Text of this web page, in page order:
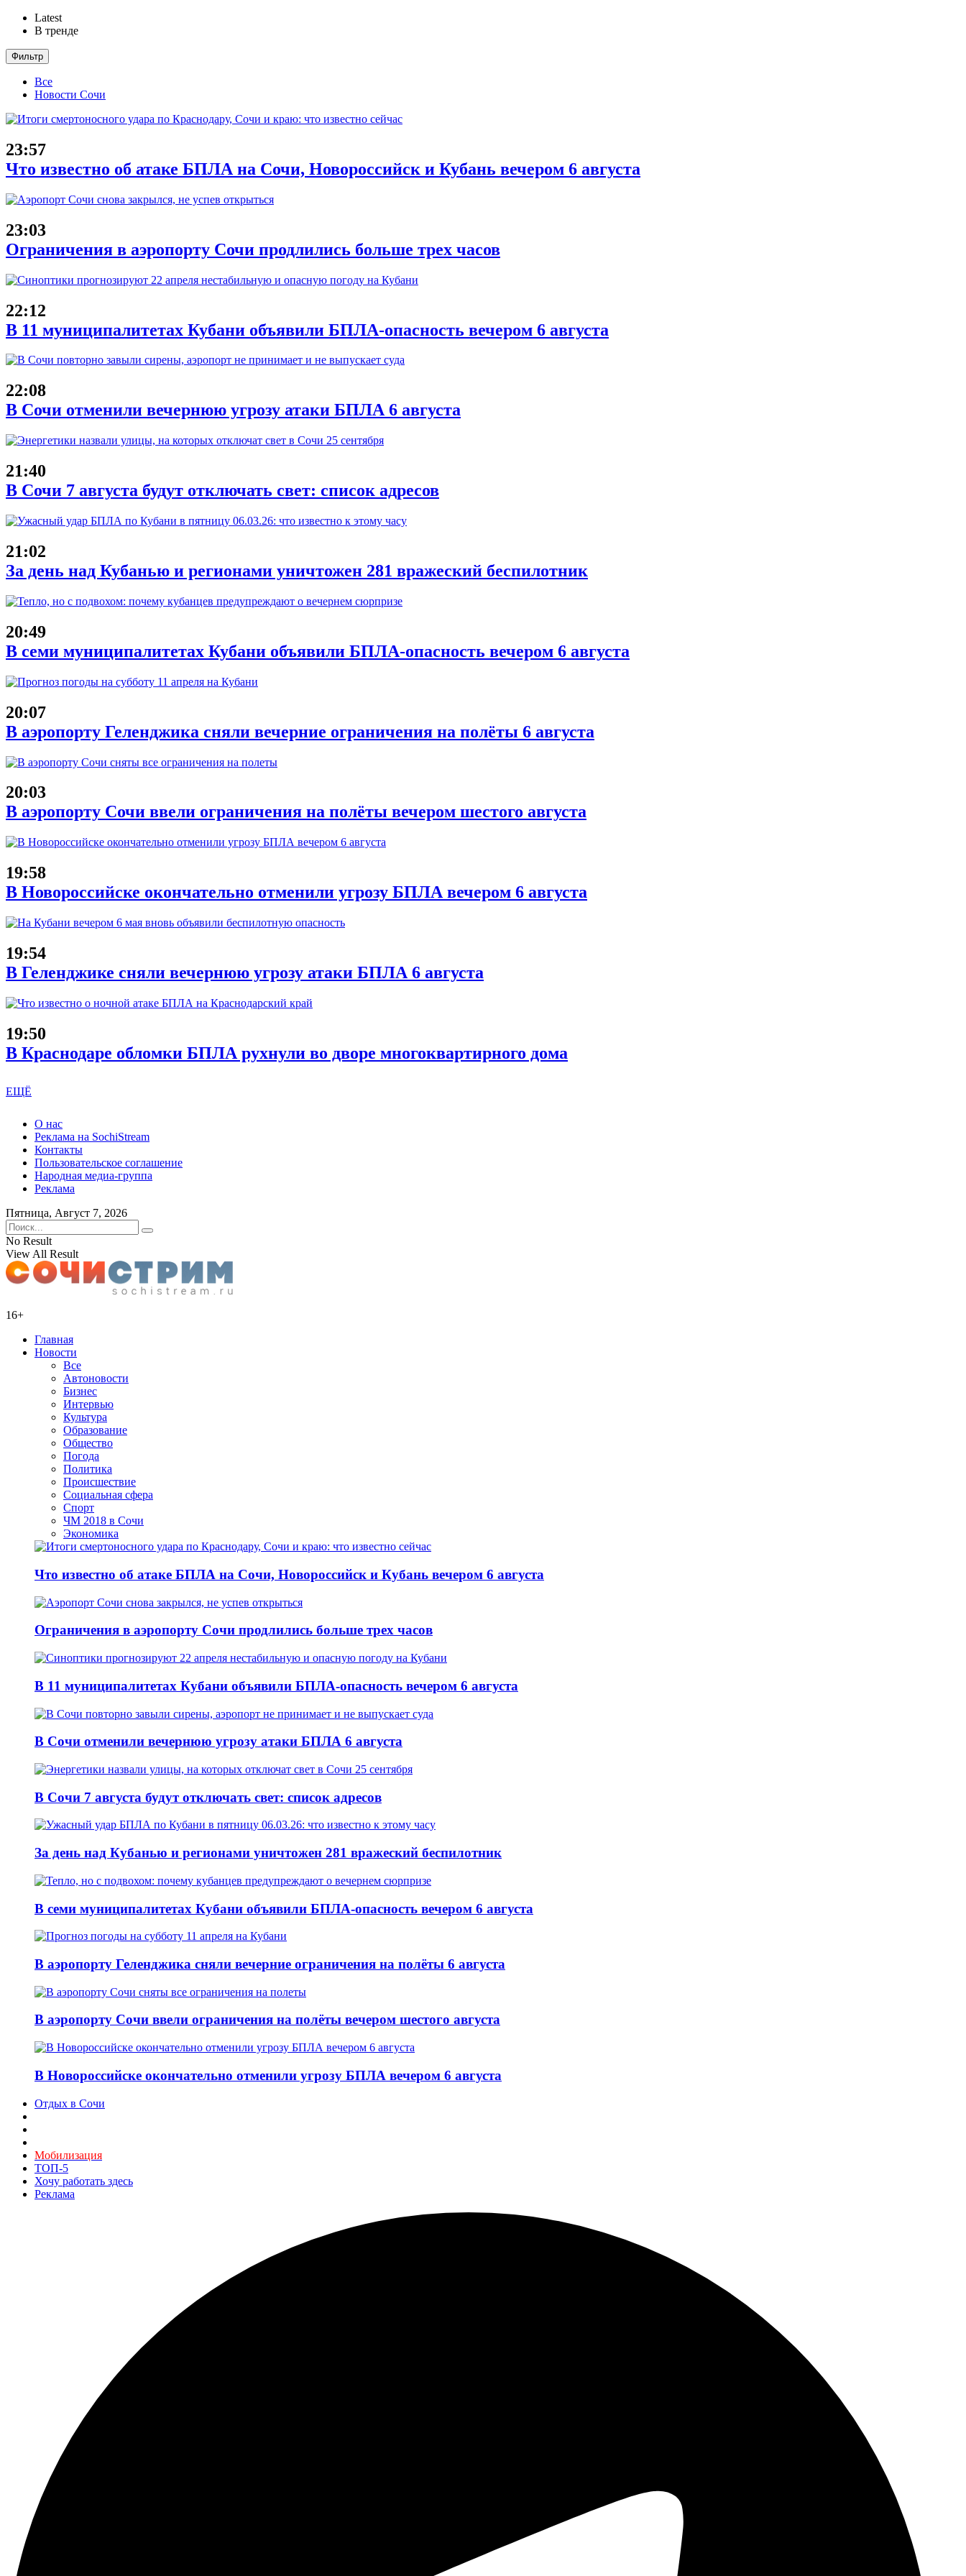
Latest
В тренде
Фильтр
Все
Новости Сочи
23:57
Что известно об атаке БПЛА на Сочи, Новороссийск и Кубань вечером 6 августа
23:03
Ограничения в аэропорту Сочи продлились больше трех часов
22:12
В 11 муниципалитетах Кубани объявили БПЛА-опасность вечером 6 августа
22:08
В Сочи отменили вечернюю угрозу атаки БПЛА 6 августа
21:40
В Сочи 7 августа будут отключать свет: список адресов
21:02
За день над Кубанью и регионами уничтожен 281 вражеский беспилотник
20:49
В семи муниципалитетах Кубани объявили БПЛА-опасность вечером 6 августа
20:07
В аэропорту Геленджика сняли вечерние ограничения на полёты 6 августа
20:03
В аэропорту Сочи ввели ограничения на полёты вечером шестого августа
19:58
В Новороссийске окончательно отменили угрозу БПЛА вечером 6 августа
19:54
В Геленджике сняли вечернюю угрозу атаки БПЛА 6 августа
19:50
В Краснодаре обломки БПЛА рухнули во дворе многоквартирного дома
ЕЩЁ
О нас
Реклама на SochiStream
Контакты
Пользовательское соглашение
Народная медиа-группа
Реклама
Пятница, Август 7, 2026
No Result
View All Result
16+
Главная
Новости
Все
Автоновости
Бизнес
Интервью
Культура
Образование
Общество
Погода
Политика
Происшествие
Социальная сфера
Спорт
ЧМ 2018 в Сочи
Экономика
Что известно об атаке БПЛА на Сочи, Новороссийск и Кубань вечером 6 августа
Ограничения в аэропорту Сочи продлились больше трех часов
В 11 муниципалитетах Кубани объявили БПЛА-опасность вечером 6 августа
В Сочи отменили вечернюю угрозу атаки БПЛА 6 августа
В Сочи 7 августа будут отключать свет: список адресов
За день над Кубанью и регионами уничтожен 281 вражеский беспилотник
В семи муниципалитетах Кубани объявили БПЛА-опасность вечером 6 августа
В аэропорту Геленджика сняли вечерние ограничения на полёты 6 августа
В аэропорту Сочи ввели ограничения на полёты вечером шестого августа
В Новороссийске окончательно отменили угрозу БПЛА вечером 6 августа
Отдых в Сочи
Мобилизация
ТОП-5
Хочу работать здесь
Реклама